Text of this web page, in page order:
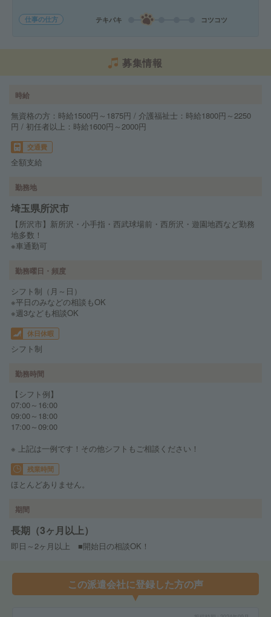
仕事の仕方 テキパキ コツコツ
募集情報
時給
無資格の方：時給1500円～1875円 / 介護福祉士：時給1800円～2250
円 / 初任者以上：時給1600円～2000円
交通費
全額支給
勤務地
埼玉県所沢市
【所沢市】新所沢・小手指・西武球場前・西所沢・遊園地西など勤務
地多数！
※車通勤可
勤務曜日・頻度
シフト制（月～日）
※平日のみなどの相談もOK
※週3なども相談OK
休日休暇
シフト制
勤務時間
【シフト例】
07:00～16:00
09:00～18:00
17:00～09:00
※ 上記は一例です！その他シフトもご相談ください！
残業時間
ほとんどありません。
期間
長期（3ヶ月以上）
即日～2ヶ月以上 ■開始日の相談OK！
この派遣会社に登録した方の声